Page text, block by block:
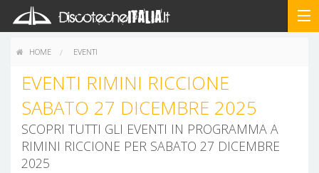
HOME EVENTI
EVENTI RIMINI RICCIONE
SABATO 27 DICEMBRE 2025
SCOPRI TUTTI GLI EVENTI IN PROGRAMMA A
RIMINI RICCIONE PER SABATO 27 DICEMBRE
2025